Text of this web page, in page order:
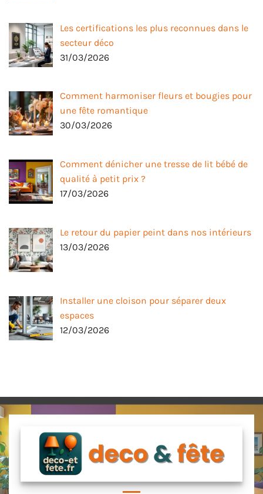
Les certifications les plus reconnues dans le
secteur déco
31/03/2026
Comment harmoniser fleurs et bougies pour
une fête romantique
30/03/2026
Comment dénicher une tresse de lit bébé de
qualité à petit prix ?
17/03/2026
Le retour du papier peint dans nos intérieurs
13/03/2026
Installer une cloison pour séparer deux
espaces
12/03/2026